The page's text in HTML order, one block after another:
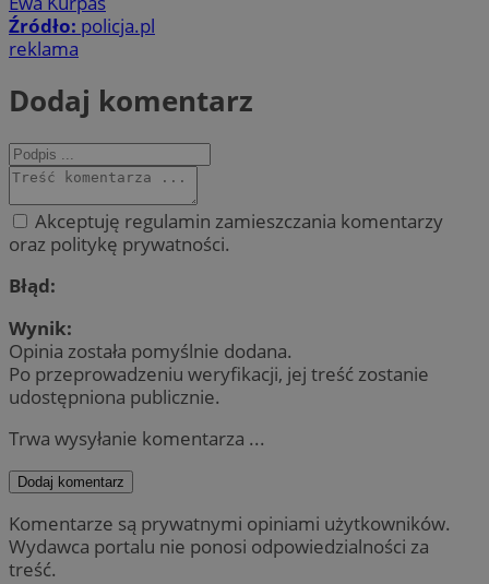
Źródło: policja.pl
reklama
Dodaj komentarz
Akceptuję regulamin zamieszczania komentarzy
oraz politykę prywatności.
Błąd:
Wynik:
Opinia została pomyślnie dodana.
Po przeprowadzeniu weryfikacji, jej treść zostanie
udostępniona publicznie.
Trwa wysyłanie komentarza ...
Dodaj komentarz
Komentarze są prywatnymi opiniami użytkowników.
Wydawca portalu nie ponosi odpowiedzialności za
treść.